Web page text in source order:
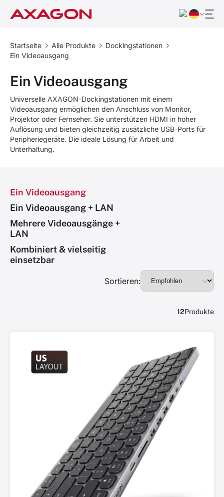
Startseite Alle Produkte
Dockingstationen
Ein Videoausgang
Ein Videoausgang
Universelle AXAGON-Dockingstationen mit einem
Videoausgang ermöglichen den Anschluss von Monitor,
Projektor oder Fernseher. Sie unterstützen HDMI in hoher
Auflösung und bieten gleichzeitig zusätzliche USB-Ports für
Peripheriegeräte. Die ideale Lösung für Arbeit und
Unterhaltung.
Ein Videoausgang
Ein Videoausgang + LAN
Mehrere Videoausgänge +
LAN
Kombiniert & vielseitig
einsetzbar
Sortieren:
12Produkte